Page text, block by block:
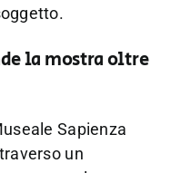
la mostra oltre
Sapienza
un